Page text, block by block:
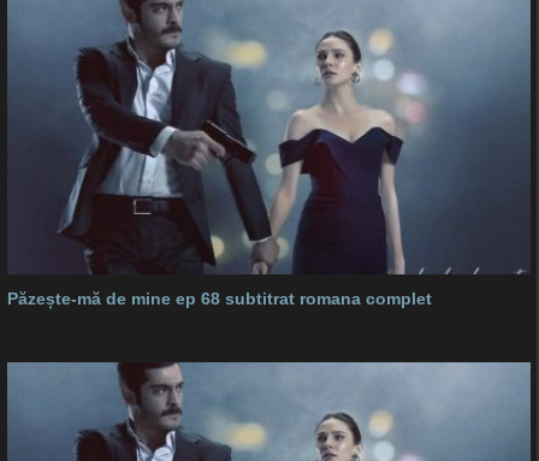
Păzește-mă de mine ep 68 subtitrat romana complet